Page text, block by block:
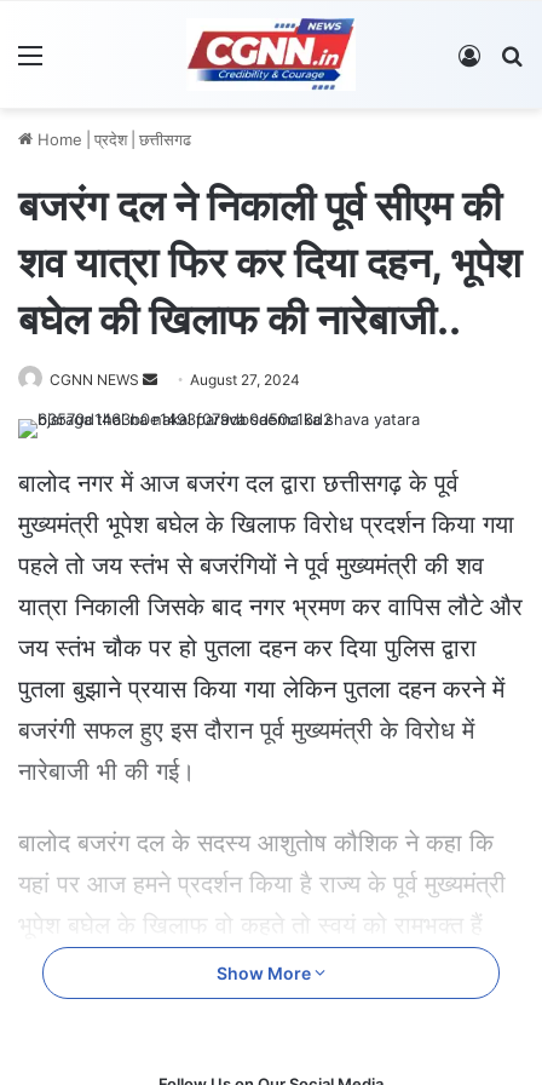
Log In
Home प्रदेश छत्तीसगढ
बजरंग दल ने निकाली पूर्व सीएम की
शव यात्रा फिर कर दिया दहन, भूपेश
बघेल की खिलाफ की नारेबाजी..
CGNN NEWS
e
a
n
e
a
i
August 27, 2024
बालोद नगर में आज बजरंग दल द्वारा छत्तीसगढ़ के पूर्व
मुख्यमंत्री भूपेश बघेल के खिलाफ विरोध प्रदर्शन किया गया
पहले तो जय स्तंभ से बजरंगियों ने पूर्व मुख्यमंत्री की शव
यात्रा निकाली जिसके बाद नगर भ्रमण कर वापिस लौटे और
जय स्तंभ चौक पर हो पुतला दहन कर दिया पुलिस द्वारा
पुतला बुझाने प्रयास किया गया लेकिन पुतला दहन करने में
बजरंगी सफल हुए इस दौरान पूर्व मुख्यमंत्री के विरोध में
नारेबाजी भी की गई।
बालोद बजरंग दल के सदस्य आशुतोष कौशिक ने कहा कि
यहां पर आज हमने प्रदर्शन किया है राज्य के पूर्व मुख्यमंत्री
भूपेश बघेल के खिलाफ वो कहते तो स्वयं को रामभक्त हैं
लेकिन हमेशा अपनी ओछी मानसिकता लिए हुए बजरंगियों के
खिलाफ ऊलजुल बयान बाजी करते हैं वही उमेश कुमार सेन
Show More